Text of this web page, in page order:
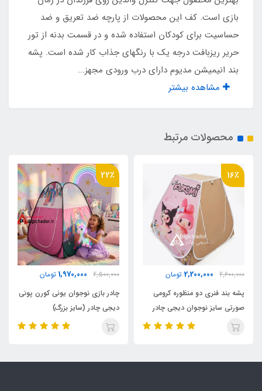
نوع اسکلت
فلزی فنری آسان تاشو با روکش پلاستیکی و نوار
ابریشم
مناسب برای
اسپاند باند
بازی است. کف این محصولات از پارچه ضد تعریق و ضد
حساسیت برای کودکان استفاده شده و در قسمت بدنه از تور
حریر ریزبافت درجه یک با رنگهای جذاب کار شده است. پشه
بند انیمیشن مدیوم دارای درب ورودی مجهز...
مشاهده بیشتر
محصولات مرتبط
16٪
2,600,000
2,200,000 تومان
پشه بند فنری دو منظوره کرومی
صورتی سایز نوجوان دیجی چادر
22٪
2,500,000
1,970,000 تومان
چادر بازی نوجوان یونی کورن پونی
دیجی چادر (سایز بزرگ)